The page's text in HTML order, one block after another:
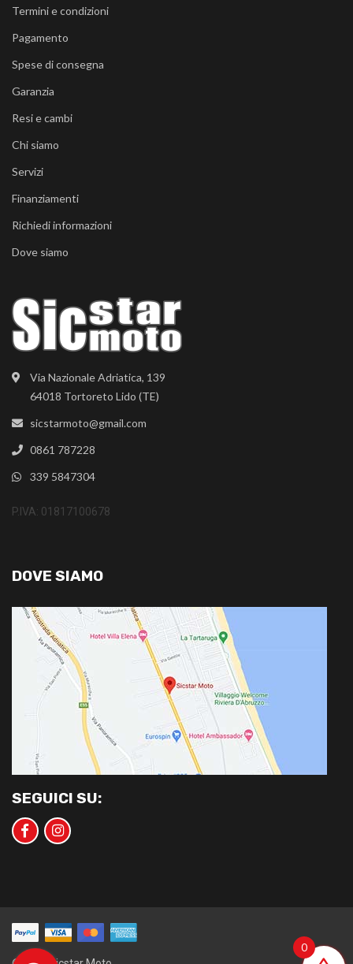
Via Nazionale Adriatica, 139
64018 Tortoreto Lido (TE)
sicstarmoto@gmail.com
0861 787228
339 5847304
P.IVA: 01817100678
Termini e condizioni
Pagamento
Spese di consegna
Garanzia
Resi e cambi
Chi siamo
Servizi
Finanziamenti
Richiedi informazioni
Dove siamo
DOVE SIAMO
SEGUICI SU:
0